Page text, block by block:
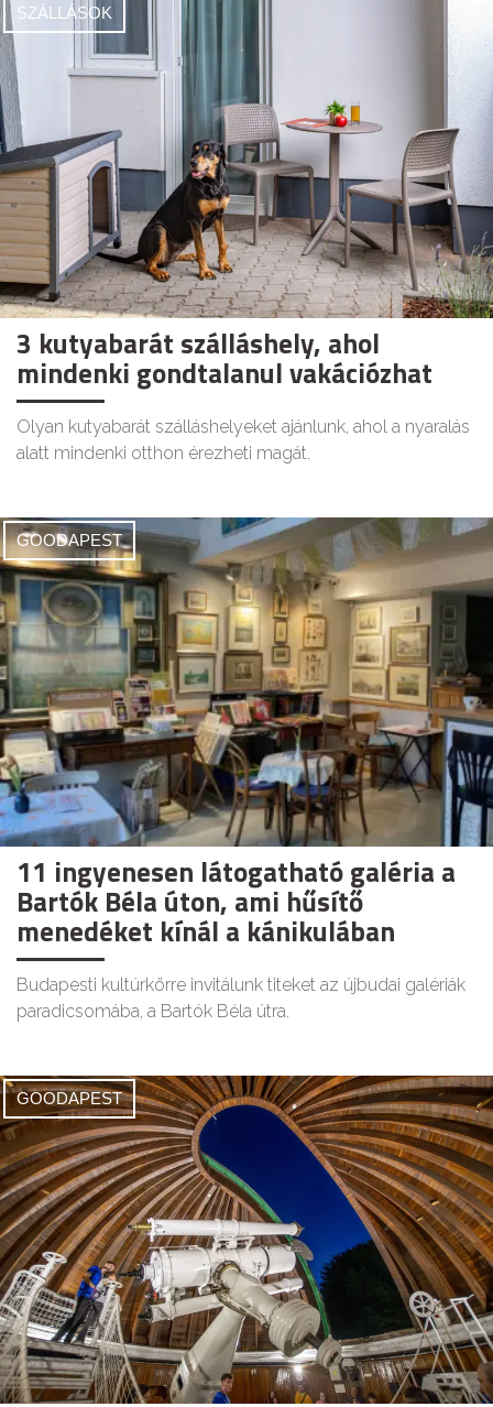
SZÁLLÁSOK
3 kutyabarát szálláshely, ahol
mindenki gondtalanul vakációzhat
Olyan kutyabarát szálláshelyeket ajánlunk, ahol a nyaralás
alatt mindenki otthon érezheti magát.
GOODAPEST
11 ingyenesen látogatható galéria a
Bartók Béla úton, ami hűsítő
menedéket kínál a kánikulában
Budapesti kultúrkörre invitálunk titeket az újbudai galériák
paradicsomába, a Bartók Béla útra.
GOODAPEST